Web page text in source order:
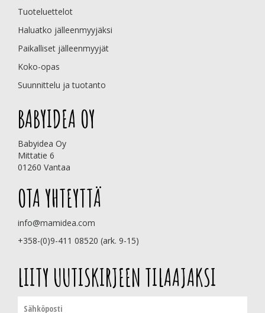
Tuoteluettelot
Haluatko jälleenmyyjäksi
Paikalliset jälleenmyyjät
Koko-opas
Suunnittelu ja tuotanto
BABYIDEA OY
Babyidea Oy
Mittatie 6
01260 Vantaa
OTA YHTEYTTÄ
info@mamidea.com
+358-(0)9-411 08520 (ark. 9-15)
LIITY UUTISKIRJEEN TILAAJAKSI